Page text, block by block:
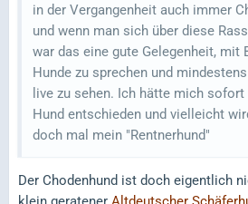
in der Vergangenheit auch immer
und wenn man sich über diese
war das eine gute Gelegenheit, mit
Hunde zu sprechen und
live zu sehen. Ich hätte mich
Hund entschieden und vielleicht
doch mal mein "Rentnerhund"
Der Chodenhund ist doch eigentlich